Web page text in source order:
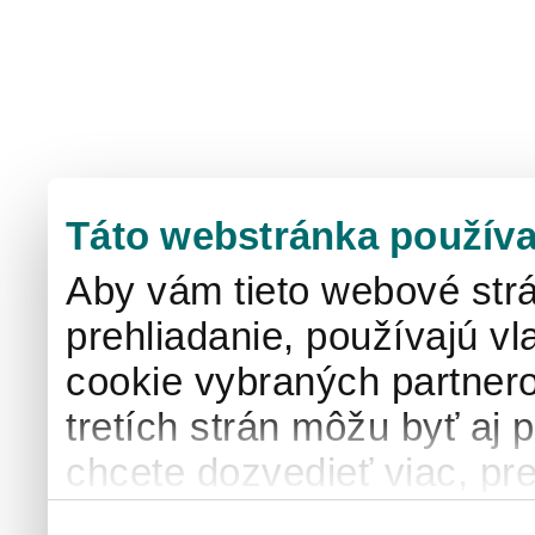
Táto webstránka
Aby vám tieto webové
prehliadanie, používajú
cookie vybraných
tretích strán môžu byť aj
chcete dozvedieť viac,